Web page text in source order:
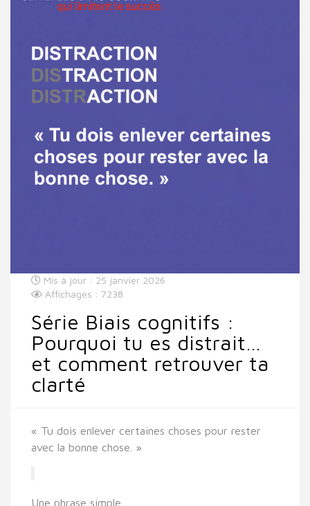
Mis à jour : 25 janvier 2026
Affichages : 7238
Série Biais cognitifs :
Pourquoi tu es distrait…
et comment retrouver ta
clarté
« Tu dois enlever certaines choses pour rester
avec la bonne chose. »
Une phrase simple.